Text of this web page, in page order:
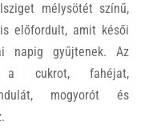
mélysötét színű,
előfordult, amit késői
napig gyűjtenek. Az
a cukrot, fahéjat,
mogyorót és